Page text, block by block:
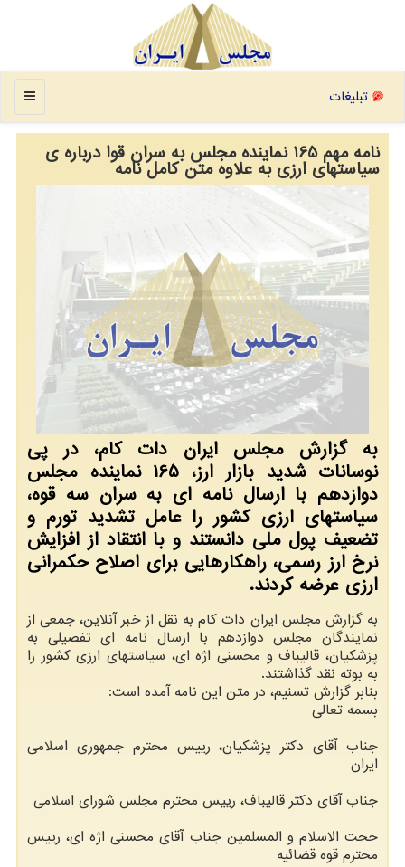
منو تبلیغات
نامه مهم 165 نماینده مجلس به سران قوا درباره ی
سیاستهای ارزی به علاوه متن کامل نامه
به گزارش مجلس ایران دات کام، در پی
نوسانات شدید بازار ارز، ۱۶۵ نماینده مجلس
دوازدهم با ارسال نامه ای به سران سه قوه،
سیاستهای ارزی کشور را عامل تشدید تورم و
تضعیف پول ملی دانستند و با انتقاد از افزایش
نرخ ارز رسمی، راهکارهایی برای اصلاح حکمرانی
ارزی عرضه کردند.
به گزارش مجلس ایران دات کام به نقل از خبر آنلاین، جمعی از
نمایندگان مجلس دوازدهم با ارسال نامه ای تفصیلی به
پزشکیان، قالیباف و محسنی اژه ای، سیاستهای ارزی کشور را
به بوته نقد گذاشتند.
بنابر گزارش تسنیم، در متن این نامه آمده است:
بسمه تعالی
جناب آقای دکتر پزشکیان، رییس محترم جمهوری اسلامی
ایران
جناب آقای دکتر قالیباف، رییس محترم مجلس شورای اسلامی
حجت الاسلام و المسلمین جناب آقای محسنی اژه ای، رییس
محترم قوه قضائیه